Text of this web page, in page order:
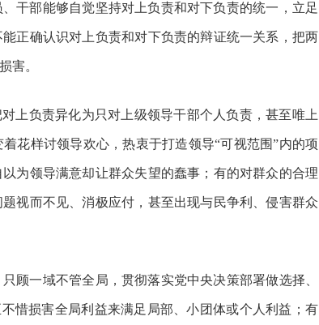
干部能够自觉坚持对上负责和对下负责的统一，立足
正确认识对上负责和对下负责的辩证统一关系，把两
害。
上负责异化为只对上级领导干部个人负责，甚至唯上
花样讨领导欢心，热衷于打造领导“可视范围”内的项
为领导满意却让群众失望的蠢事；有的对群众的合理
视而不见、消极应付，甚至出现与民争利、侵害群众
顾一域不管全局，贯彻落实党中央决策部署做选择、
惜损害全局利益来满足局部、小团体或个人利益；有